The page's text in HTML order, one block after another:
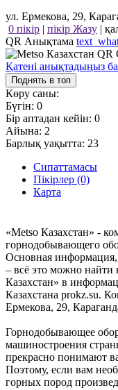
ул. Ермекова, 29,
0 пікір | пікір Жазу |
QR Анықтама
Қатені анықтадыңыз
Поднять в топ
Көру саны:
Бүгін: 0
Бір аптадан кейін: 0
Айына: 2
Барлық уақытта: 23
Сипаттамасы
Пікірлер (0)
Карта
«Metso Казахстан» -
горнодобывающего
Основная
– всё это можно найти
Казахстан» в
Казахстана prokz.su.
Ермекова, 29,
Горнодобывающее
машиностроения
прекрасно понимают
Поэтому, если вам
горных пород